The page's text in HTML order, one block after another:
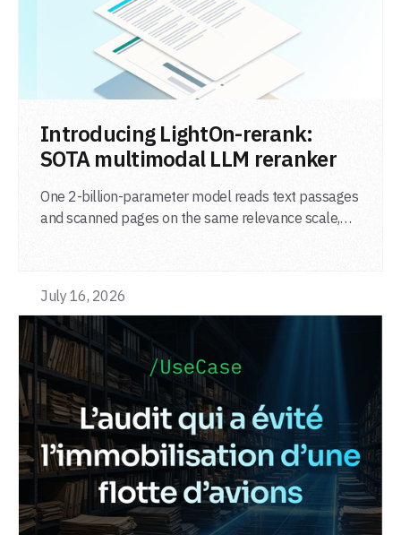
Introducing LightOn-rerank:
SOTA multimodal LLM reranker
One 2-billion-parameter model reads text passages
and scanned pages on the same relevance scale,
July 16, 2026